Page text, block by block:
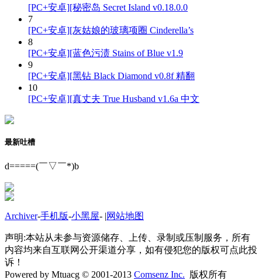
[PC+安卓][秘密岛 Secret Island v0.18.0.0
7
[PC+安卓][灰姑娘的玻璃项圈 Cinderella’s
8
[PC+安卓][蓝色污渍 Stains of Blue v1.9
9
[PC+安卓][黑钻 Black Diamond v0.8f 精翻
10
[PC+安卓][真丈夫 True Husband v1.6a 中文
最新吐槽
d=====(￣▽￣*)b
Archiver-手机版-小黑屋- |网站地图
声明:本站从未参与资源储存、上传、录制或压制服务，所有
内容均来自互联网公开渠道分享，如有侵犯您的版权可点此投
诉！
Powered by Mtuacg © 2001-2013 Comsenz Inc. 版权所有